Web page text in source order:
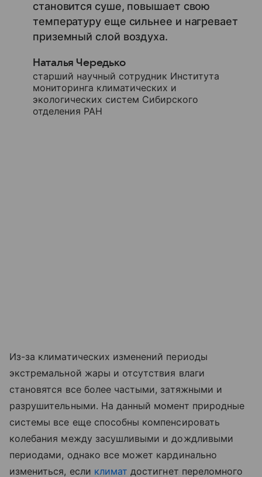
становится суше, повышает свою
температуру еще сильнее и нагревает
приземный слой воздуха.
Наталья Чередько
старший научный сотрудник Института
мониторинга климатических и
экологических систем Сибирского
отделения РАН
Из-за климатических изменений периоды
экстремальной жары и отсутствия влаги
становятся все более частыми, затяжными и
разрушительными. На данный момент природные
системы все еще способны компенсировать
колебания между засушливыми и дождливыми
периодами, однако все может кардинально
измениться, если климат достигнет переломного